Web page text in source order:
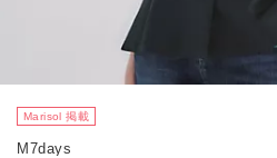
Marisol 掲載
M7days